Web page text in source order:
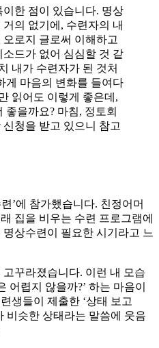
한 점이 있습니다. 명상
의 없기에, 수련자의 내
로지 글로써 이해하고
드가 없어 심심할 것 같
내가 수련자가 된 것처
게 마음의 변화를 들여다
읽어도 이렇게 좋은데,
좋을까요? 마침, 정토회
청을 받고 있으니 참고
’에 참가했습니다. 친정어머
집을 비우는 수련 프로그램에
상수련이 필요한 시기라고 느
꾸라졌습니다. 이런 내 모습
어렵지 않을까?’ 하는 마음이
생들이 제출한 ‘상태 보고
비슷한 상태라는 말씀에 웃음